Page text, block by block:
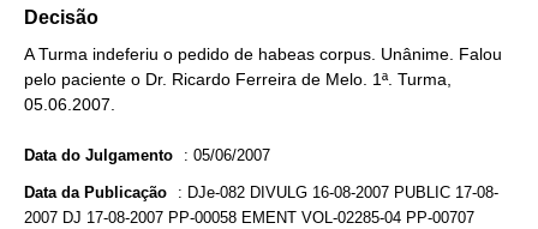
Decisão
A Turma indeferiu o pedido de habeas corpus. Unânime. Falou
pelo paciente o Dr. Ricardo Ferreira de Melo. 1ª. Turma,
05.06.2007.
Data do Julgamento : 05/06/2007
Data da Publicação : DJe-082 DIVULG 16-08-2007 PUBLIC 17-08-
2007 DJ 17-08-2007 PP-00058 EMENT VOL-02285-04 PP-00707